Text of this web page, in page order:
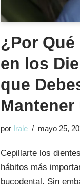
¿Por
en los
que
Mantener
por Irale mayo 25,
Cepillarte los
hábitos más
bucodental. Sin